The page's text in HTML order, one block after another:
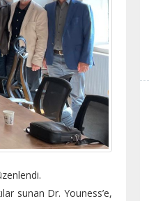
sunan Dr. Youness’e,